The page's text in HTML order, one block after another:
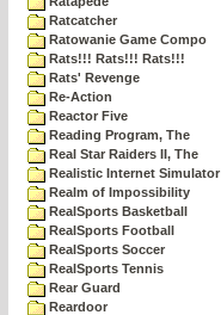
Ratcatcher
Ratowanie Game Compo
Rats!!! Rats!!! Rats!!!
Rats' Revenge
Re-Action
Reactor Five
Reading Program, The
Real Star Raiders II, The
Realistic Internet Simulator
Realm of Impossibility
RealSports Basketball
RealSports Football
RealSports Soccer
RealSports Tennis
Rear Guard
Reardoor